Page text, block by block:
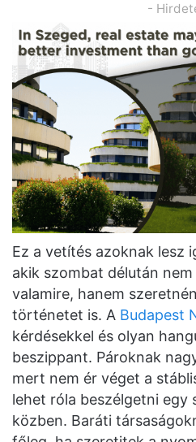
-
Ez a vetítés azoknak lesz
akik szombat délután
valamire, hanem
történetet is. A Budapest
kérdésekkel és olyan
beszippant. Pároknak
mert nem ér véget a
lehet róla beszélgetni egy
közben. Baráti